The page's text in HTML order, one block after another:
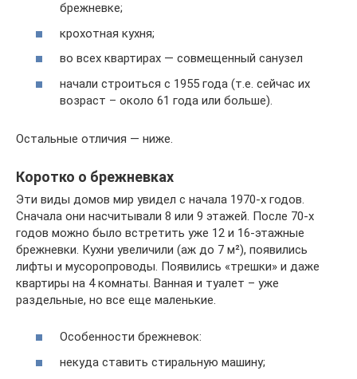
брежневке;
крохотная кухня;
во всех квартирах — совмещенный санузел
начали строиться с 1955 года (т.е. сейчас их
возраст – около 61 года или больше).
Остальные отличия — ниже.
Коротко о брежневках
Эти виды домов мир увидел с начала 1970-х годов.
Сначала они насчитывали 8 или 9 этажей. После 70-х
годов можно было встретить уже 12 и 16-этажные
брежневки. Кухни увеличили (аж до 7 м²), появились
лифты и мусоропроводы. Появились «трешки» и даже
квартиры на 4 комнаты. Ванная и туалет – уже
раздельные, но все еще маленькие.
Особенности брежневок:
некуда ставить стиральную машину;